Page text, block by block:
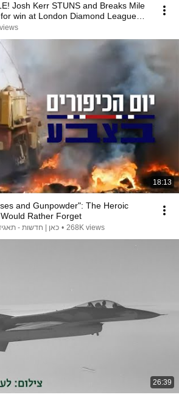
Josh Kerr STUNS and Breaks Mile
win at London Diamond League
18:13
and Gunpowder": The Heroic
Rather Forget
כאן | חדשות - • 268K views
26:39